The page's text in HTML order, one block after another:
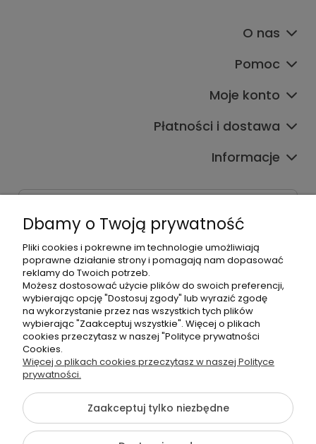
O nas
Pomoc
Moje konto
Płatności i dostawa
Informacje
Godziny czynnej infolinii
Pon.-Pt. 9:00-17:00
Telefon:
+48500660700
E-mail:
biuro@hurtowniahellonails.pl
©2026 Wszelkie Prawa Zastrzeżone | Hurtownia HelloNails
Szablon Flex byEcommercy
Dbamy o Twoją prywatność
Pliki cookies i pokrewne im technologie umożliwiają
poprawne działanie strony i pomagają nam dopasować
reklamy do Twoich potrzeb.
Możesz dostosować użycie plików do swoich preferencji,
wybierając opcję "Dostosuj zgody" lub wyrazić zgodę
na wykorzystanie przez nas wszystkich tych plików
wybierając "Zaakceptuj wszystkie". Więcej o plikach
cookies przeczytasz w naszej "Polityce prywatności
Cookies.
Więcej o plikach cookies przeczytasz w naszej Polityce
prywatności.
Zaakceptuj tylko niezbędne